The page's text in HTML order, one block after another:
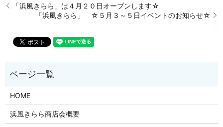
「浜風きらら」は４月２０日オープンします☆
「浜風きらら」 ☆５月３～５日イベントのお知らせ☆
HOME
浜風きらら商店会概要